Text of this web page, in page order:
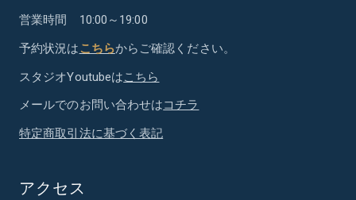
営業時間 10:00～19:00
予約状況はこちらからご確認ください。
スタジオYoutubeはこちら
メールでのお問い合わせはコチラ
特定商取引法に基づく表記
アクセス